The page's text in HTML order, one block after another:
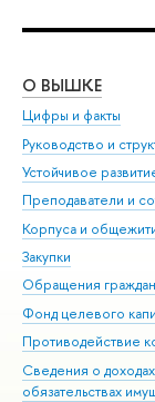
О ВЫШКЕ
Цифры и факты
Руководство и
Устойчивое
Преподаватели и
Корпуса и
Закупки
Обращения
Фонд целевого
Противодействие
Сведения о
обязательствах